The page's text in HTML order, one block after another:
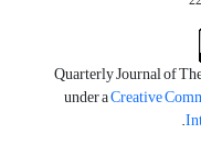
Quarterly Journal of
under aCreative
.